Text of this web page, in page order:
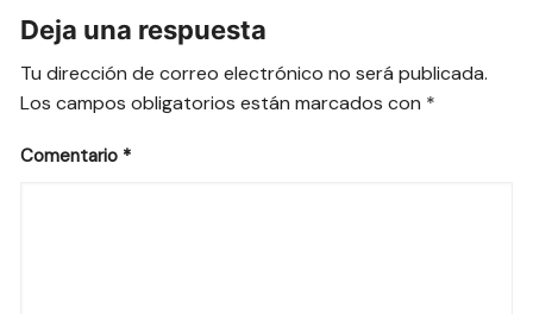
Deja una respuesta
Tu dirección de correo electrónico no será publicada.
Los campos obligatorios están marcados con *
Comentario *